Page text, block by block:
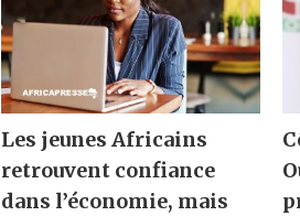
Les jeunes Africains
retrouvent confiance
dans l’économie, mais